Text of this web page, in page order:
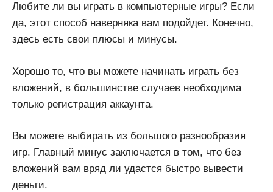
Любите ли вы играть в компьютерные игры? Если
да, этот способ наверняка вам подойдет. Конечно,
здесь есть свои плюсы и минусы.
Хорошо то, что вы можете начинать играть без
вложений, в большинстве случаев необходима
только регистрация аккаунта.
Вы можете выбирать из большого разнообразия
игр. Главный минус заключается в том, что без
вложений вам вряд ли удастся быстро вывести
деньги.